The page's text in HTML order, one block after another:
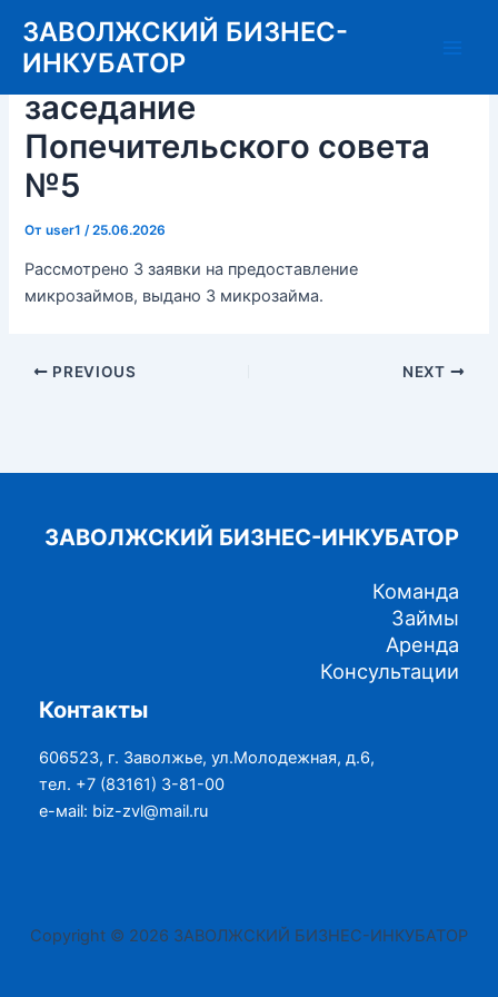
содержимому
ЗАВОЛЖСКИЙ БИЗНЕС-
ИНКУБАТОР
25.06.2026 Состоялось
заседание
Попечительского совета
№5
Отuser1 /25.06.2026
Рассмотрено 3 заявки на предоставление
микрозаймов, выдано 3 микрозайма.
Post
PREVIOUS NEXT
ЗАВОЛЖСКИЙ БИЗНЕС-ИНКУБАТОР
Команда
Займы
Аренда
Консультации
Контакты
606523, г. Заволжье, ул.Молодежная, д.6,
тел. +7 (83161) 3-81-00
е-маil: biz-zvl@mail.ru
Copyright © 2026 ЗАВОЛЖСКИЙ БИЗНЕС-ИНКУБАТОР